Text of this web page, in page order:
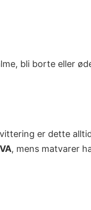
bli borte eller
er dette
, mens matvarer